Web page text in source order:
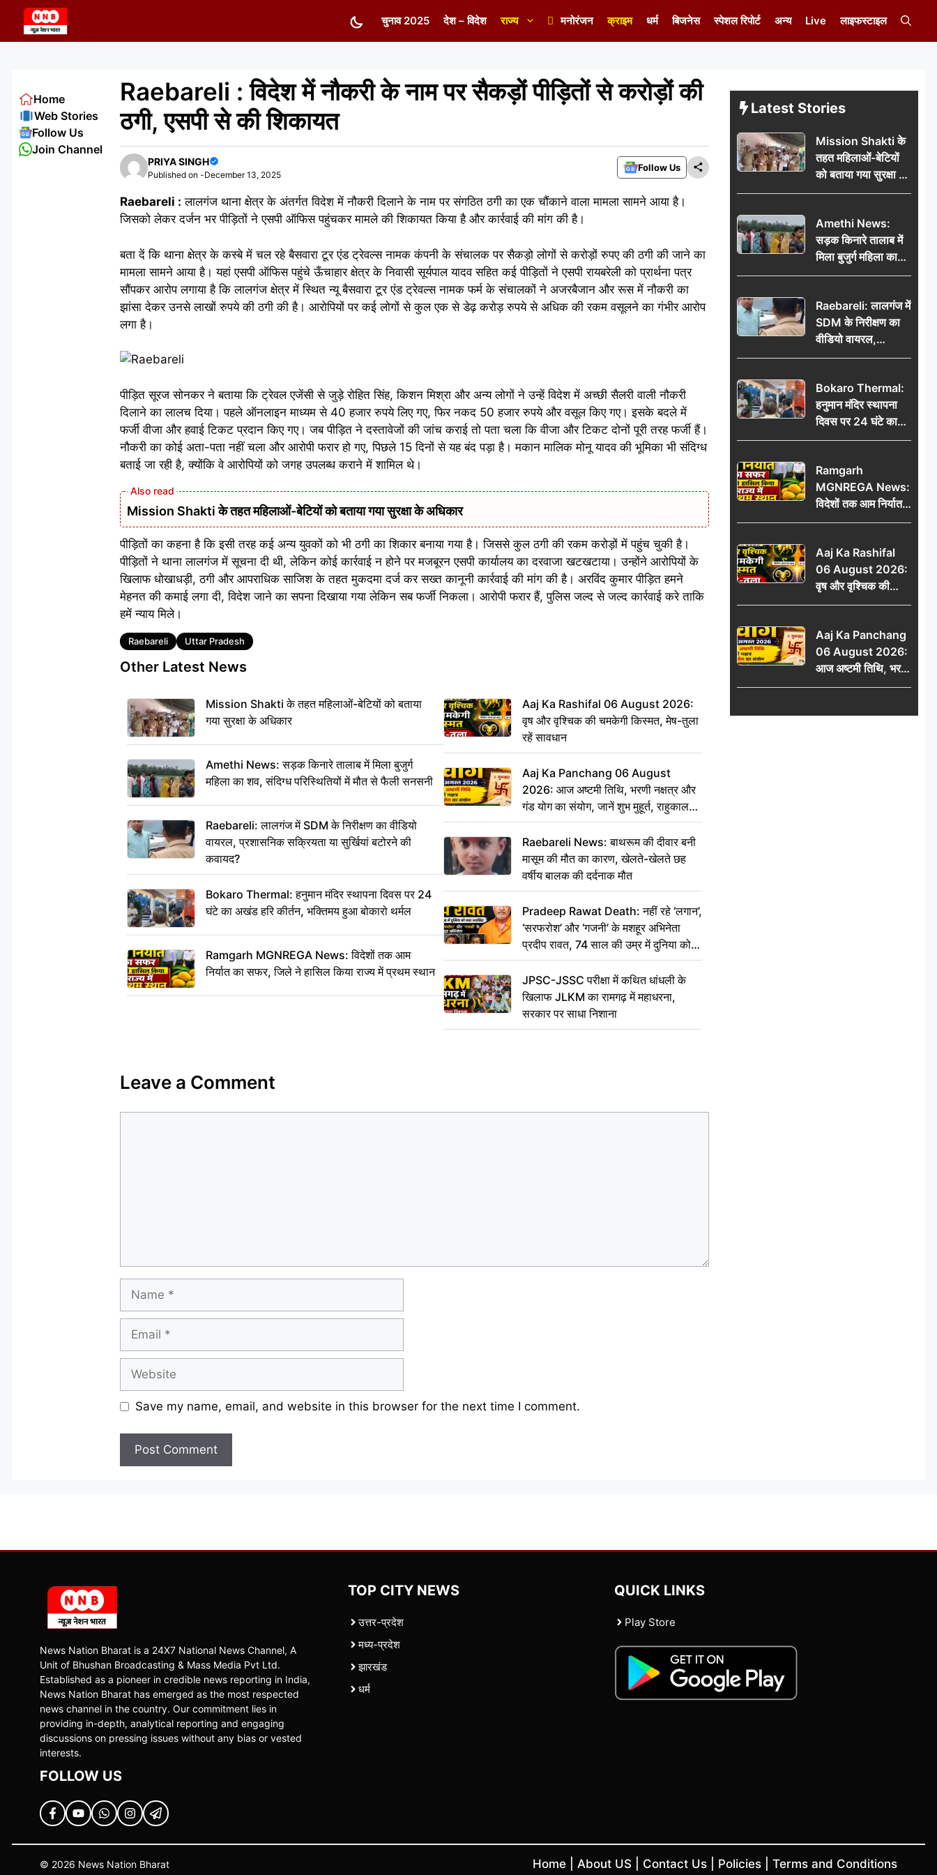
content
चुनाव 2025 देश – विदेश राज्य मनोरंजन क्राइम धर्म बिजनेस स्पेशल रिपोर्ट अन्य Live लाइफस्टाइल
Raebareli : विदेश में नौकरी के नाम पर सैकड़ों पीड़ितों से करोड़ों की
ठगी, एसपी से की शिकायत
PRIYA SINGH
Published on -December 13, 2025
Follow Us
Raebareli : लालगंज थाना क्षेत्र के अंतर्गत विदेश में नौकरी दिलाने के नाम पर संगठित ठगी का एक चौंकाने वाला मामला सामने आया है।
जिसको लेकर दर्जन भर पीड़ितों ने एसपी ऑफिस पहुंचकर मामले की शिकायत किया है और कार्रवाई की मांग की है।
बता दें कि थाना क्षेत्र के कस्बे में चल रहे बैसवारा टूर एंड ट्रेवल्स नामक कंपनी के संचालक पर सैकड़ो लोगों से करोड़ों रुपए की ठगी की जाने का
मामला सामने आया है। यहां एसपी ऑफिस पहुंचे ऊँचाहार क्षेत्र के निवासी सूर्यपाल यादव सहित कई पीड़ितों ने एसपी रायबरेली को प्रार्थना पत्र
सौंपकर आरोप लगाया है कि लालगंज क्षेत्र में स्थित न्यू बैसवारा टूर एंड ट्रेवल्स नामक फर्म के संचालकों ने अजरबैजान और रूस में नौकरी का
झांसा देकर उनसे लाखों रुपये की ठगी की है। आरोपियों पर कई लोगों से कुल एक से डेढ़ करोड़ रुपये से अधिक की रकम वसूलने का गंभीर आरोप
लगा है।
पीड़ित सूरज सोनकर ने बताया कि ट्रेवल एजेंसी से जुड़े रोहित सिंह, किशन मिश्रा और अन्य लोगों ने उन्हें विदेश में अच्छी सैलरी वाली नौकरी
दिलाने का लालच दिया। पहले ऑनलाइन माध्यम से 40 हजार रुपये लिए गए, फिर नकद 50 हजार रुपये और वसूल किए गए। इसके बदले में
फर्जी वीजा और हवाई टिकट प्रदान किए गए। जब पीड़ित ने दस्तावेजों की जांच कराई तो पता चला कि वीजा और टिकट दोनों पूरी तरह फर्जी हैं।
नौकरी का कोई अता-पता नहीं चला और आरोपी फरार हो गए, पिछले 15 दिनों से यह बंद पड़ा है। मकान मालिक मोनू यादव की भूमिका भी संदिग्ध
बताई जा रही है, क्योंकि वे आरोपियों को जगह उपलब्ध कराने में शामिल थे।
Mission Shakti के तहत महिलाओं-बेटियों को बताया गया सुरक्षा के अधिकार
पीड़ितों का कहना है कि इसी तरह कई अन्य युवकों को भी ठगी का शिकार बनाया गया है। जिससे कुल ठगी की रकम करोड़ों में पहुंच चुकी है।
पीड़ितों ने थाना लालगंज में सूचना दी थी, लेकिन कोई कार्रवाई न होने पर मजबूरन एसपी कार्यालय का दरवाजा खटखटाया। उन्होंने आरोपियों के
खिलाफ धोखाधड़ी, ठगी और आपराधिक साजिश के तहत मुकदमा दर्ज कर सख्त कानूनी कार्रवाई की मांग की है। अरविंद कुमार पीड़ित हमने
मेहनत की कमाई लगा दी, विदेश जाने का सपना दिखाया गया लेकिन सब फर्जी निकला। आरोपी फरार हैं, पुलिस जल्द से जल्द कार्रवाई करे ताकि
हमें न्याय मिले।
Tags
Raebareli Uttar Pradesh
Other Latest News
Mission Shakti के तहत महिलाओं-बेटियों को बताया
गया सुरक्षा के अधिकार
Amethi News: सड़क किनारे तालाब में मिला बुजुर्ग
महिला का शव, संदिग्ध परिस्थितियों में मौत से फैली सनसनी
Raebareli: लालगंज में SDM के निरीक्षण का वीडियो
वायरल, प्रशासनिक सक्रियता या सुर्खियां बटोरने की
कवायद?
Bokaro Thermal: हनुमान मंदिर स्थापना दिवस पर 24
घंटे का अखंड हरि कीर्तन, भक्तिमय हुआ बोकारो थर्मल
Ramgarh MGNREGA News: विदेशों तक आम
निर्यात का सफर, जिले ने हासिल किया राज्य में प्रथम स्थान
Aaj Ka Rashifal 06 August 2026:
वृष और वृश्चिक की चमकेगी किस्मत, मेष-तुला
रहें सावधान
Aaj Ka Panchang 06 August
2026: आज अष्टमी तिथि, भरणी नक्षत्र और
गंड योग का संयोग, जानें शुभ मुहूर्त, राहुकाल
और दिनभर का पंचांग
Raebareli News: बाथरूम की दीवार बनी
मासूम की मौत का कारण, खेलते-खेलते छह
वर्षीय बालक की दर्दनाक मौत
Pradeep Rawat Death: नहीं रहे ‘लगान’,
‘सरफरोश’ और ‘गजनी’ के मशहूर अभिनेता
प्रदीप रावत, 74 साल की उम्र में दुनिया को
कहा अलविदा
JPSC-JSSC परीक्षा में कथित धांधली के
खिलाफ JLKM का रामगढ़ में महाधरना,
सरकार पर साधा निशाना
Leave a Comment
Name
Email
Website
Save my name, email, and website in this browser for the next time I comment.
Home
Web Stories
Follow Us
Join Channel
Latest Stories
Mission Shakti के
तहत महिलाओं-बेटियों
को बताया गया सुरक्षा के
अधिकार
Amethi News:
सड़क किनारे तालाब में
मिला बुजुर्ग महिला का
शव, संदिग्ध परिस्थितियों
Raebareli: लालगंज में
SDM के निरीक्षण का
वीडियो वायरल,
प्रशासनिक सक्रियता
कवायद?
Bokaro Thermal:
हनुमान मंदिर स्थापना
दिवस पर 24 घंटे का
अखंड हरि कीर्तन,
थर्मल
Ramgarh
MGNREGA News:
विदेशों तक आम निर्यात
का सफर, जिले ने
प्रथम स्थान
Aaj Ka Rashifal
06 August 2026:
वृष और वृश्चिक की
चमकेगी किस्मत, मेष-
Aaj Ka Panchang
06 August 2026:
आज अष्टमी तिथि, भरणी
नक्षत्र और गंड योग का
राहुकाल और दिनभर का
News Nation Bharat is a 24X7 National News Channel, A
Unit of Bhushan Broadcasting & Mass Media Pvt Ltd.
Established as a pioneer in credible news reporting in India,
News Nation Bharat has emerged as the most respected
news channel in the country. Our commitment lies in
providing in-depth, analytical reporting and engaging
discussions on pressing issues without any bias or vested
interests.
FOLLOW US
TOP CITY NEWS
उत्तर-प्रदेश
मध्य-प्रदेश
झारखंड
धर्म
QUICK LINKS
Play Store
© 2026 News Nation Bharat Home About US Contact Us Policies Terms and Conditions